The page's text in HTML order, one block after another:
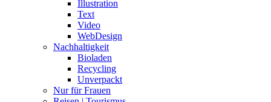
Illustration
Text
Video
WebDesign
Nachhaltigkeit
Bioladen
Recycling
Unverpackt
Nur für Frauen